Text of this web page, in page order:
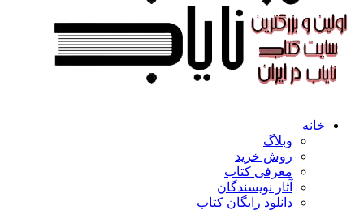
خانه
وبلاگ
روش خرید
معرفی کتاب
آثار نویسندگان
دانلود رایگان کتاب